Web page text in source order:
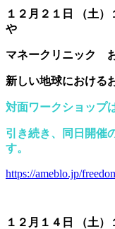
１２月２１日 （土
や
マネークリニック
新しい地球における
対面ワークショップ
引き続き、同日開催
す。
https://ameblo.jp/
１２月１４日 （土